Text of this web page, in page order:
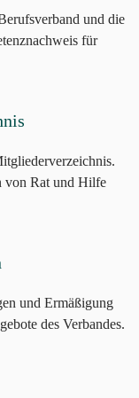
und die
für
von Rat und Hilfe
und Ermäßigung
des Verbandes.